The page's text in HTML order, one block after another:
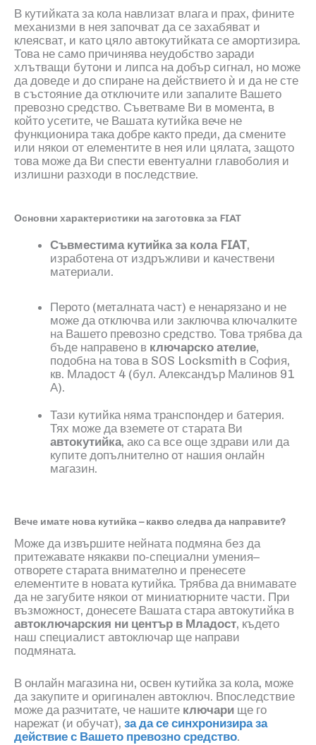
В кутийката за кола навлизат влага и прах, фините
механизми в нея започват да се захабяват и
клеясват, и като цяло автокутийката се амортизира.
Това не само причинява неудобство заради
хлътващи бутони и липса на добър сигнал, но може
да доведе и до спиране на действието ѝ и да не сте
в състояние да отключите или запалите Вашето
превозно средство. Съветваме Ви в момента, в
който усетите, че Вашата кутийка вече не
функционира така добре както преди, да смените
или някои от елементите в нея или цялата, защото
това може да Ви спести евентуални главоболия и
излишни разходи в последствие.
Основни характеристики на заготовка за FIAT
Съвместима кутийка за кола FIAT,
изработена от издръжливи и качествени
материали.
Перото (металната част) е ненарязано и не
може да отключва или заключва ключалките
на Вашето превозно средство. Това трябва да
бъде направено в ключарско ателие,
подобна на това в SOS Locksmith в София,
кв. Младост 4 (бул. Александър Малинов 91
А).
Тази кутийка няма транспондер и батерия.
Тях може да вземете от старата Ви
автокутийка, ако са все още здрави или да
купите допълнително от нашия онлайн
магазин.
Вече имате нова кутийка – какво следва да направите?
Може да извършите нейната подмяна без да
притежавате някакви по-специални умения–
отворете старата внимателно и пренесете
елементите в новата кутийка. Трябва да внимавате
да не загубите някои от миниатюрните части. При
възможност, донесете Вашата стара автокутийка в
автоключарския ни център в Младост, където
наш специалист автоключар ще направи
подмяната.
В онлайн магазина ни, освен кутийка за кола, може
да закупите и оригинален автоключ. Впоследствие
може да разчитате, че нашите ключари ще го
нарежат (и обучат), за да се синхронизира за
действие с Вашето превозно средство.